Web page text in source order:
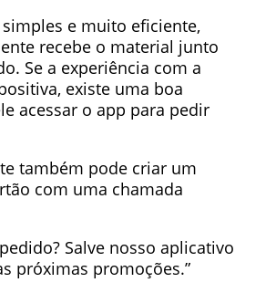
simples e muito eficiente,
recebe o material junto
Se a experiência com a
existe uma boa
acessar o app para pedir
também pode criar um
com uma chamada
Salve nosso aplicativo
próximas promoções.”